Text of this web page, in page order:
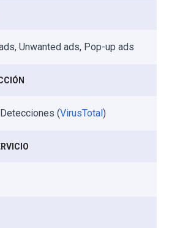
Unwanted ads, Pop-up ads
(VirusTotal )